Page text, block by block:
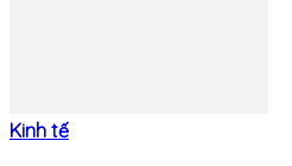
Kinh tế